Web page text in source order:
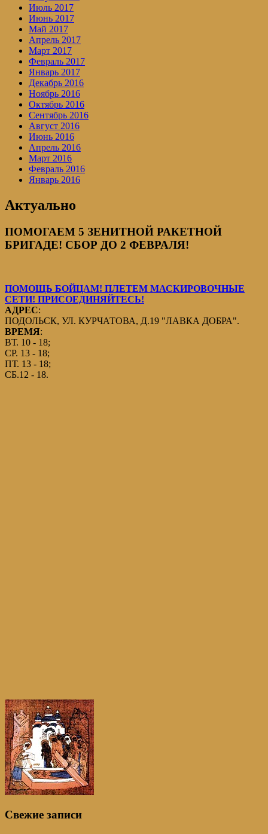
Июль 2017
Июнь 2017
Май 2017
Апрель 2017
Март 2017
Февраль 2017
Январь 2017
Декабрь 2016
Ноябрь 2016
Октябрь 2016
Сентябрь 2016
Август 2016
Июнь 2016
Апрель 2016
Март 2016
Февраль 2016
Январь 2016
Актуально
ПОМОГАЕМ 5 ЗЕНИТНОЙ РАКЕТНОЙ
БРИГАДЕ! СБОР ДО 2 ФЕВРАЛЯ!
ПОМОЩЬ БОЙЦАМ! ПЛЕТЕМ МАСКИРОВОЧНЫЕ
СЕТИ! ПРИСОЕДИНЯЙТЕСЬ!
АДРЕС:
ПОДОЛЬСК, УЛ. КУРЧАТОВА, Д.19 "ЛАВКА ДОБРА".
ВРЕМЯ:
ВТ. 10 - 18;
СР. 13 - 18;
ПТ. 13 - 18;
СБ.12 - 18.
Свежие записи